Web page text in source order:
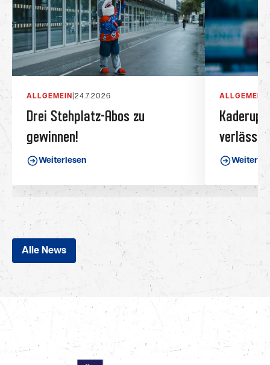
ALLGEMEIN 24.7.2026
Drei Stehplatz-Abos zu
gewinnen!
Weiterlesen
ALLGEMEIN |
verlässt
Alle News